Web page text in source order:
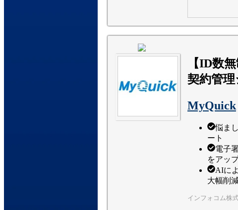
【ID数
契約管
MyQuick
悩ま
ート
電子
をアッ
AIに
大幅削
インフォコム株